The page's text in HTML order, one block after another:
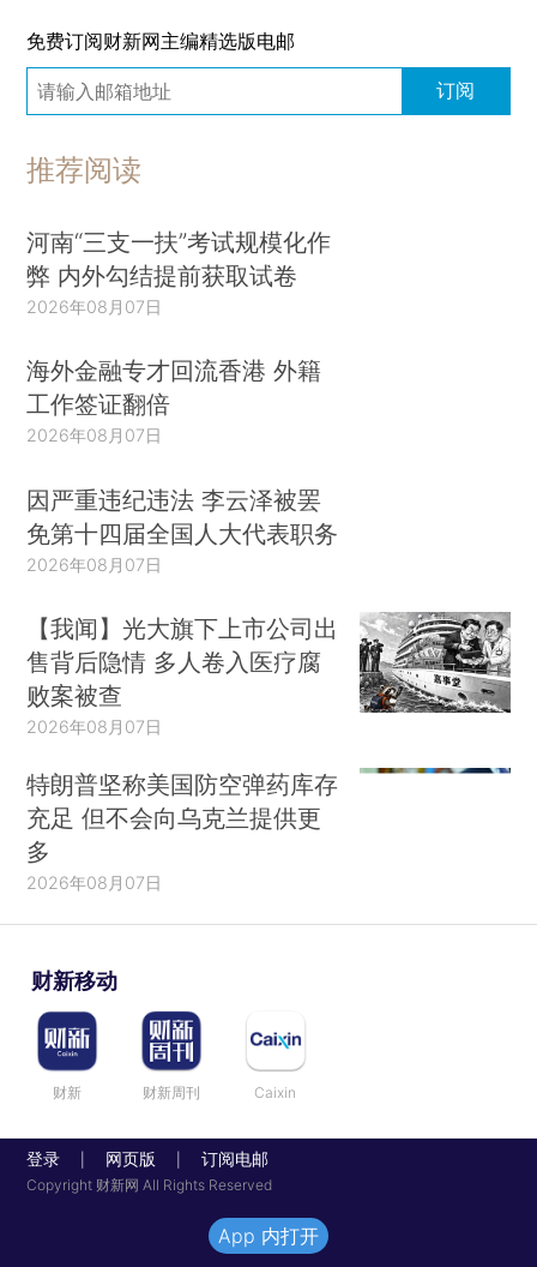
免费订阅财新网主编精选版电邮
订阅
推荐阅读
河南“三支一扶”考试规模化作
弊 内外勾结提前获取试卷
2026年08月07日
海外金融专才回流香港 外籍
工作签证翻倍
2026年08月07日
因严重违纪违法 李云泽被罢
免第十四届全国人大代表职务
2026年08月07日
【我闻】光大旗下上市公司出
售背后隐情 多人卷入医疗腐
败案被查
2026年08月07日
特朗普坚称美国防空弹药库存
充足 但不会向乌克兰提供更
多
2026年08月07日
财新移动
财新 财新周刊 Caixin
登录 网页版 订阅电邮
Copyright 财新网 All Rights Reserved
App 内打开